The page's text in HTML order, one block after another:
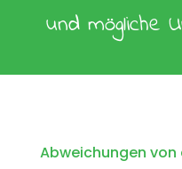
und mögliche
Abweichungen von